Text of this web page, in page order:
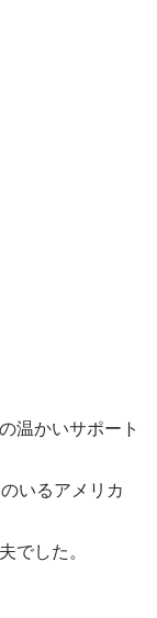
温かいサポート
いるアメリカ
でした。